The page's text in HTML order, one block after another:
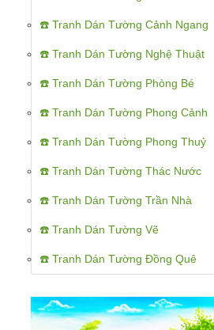
☎️ Tranh Dán Tường Cảnh Ngang
☎️ Tranh Dán Tường Nghệ Thuật
☎️ Tranh Dán Tường Phòng Bé
☎️ Tranh Dán Tường Phong Cảnh
☎️ Tranh Dán Tường Phong Thuỷ
☎️ Tranh Dán Tường Thác Nước
☎️ Tranh Dán Tường Trần Nhà
☎️ Tranh Dán Tường Vẽ
☎️ Tranh Dán Tường Đồng Quê